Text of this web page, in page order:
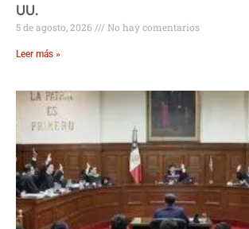
UU.
5 de agosto, 2026 No hay comentarios
Leer más »